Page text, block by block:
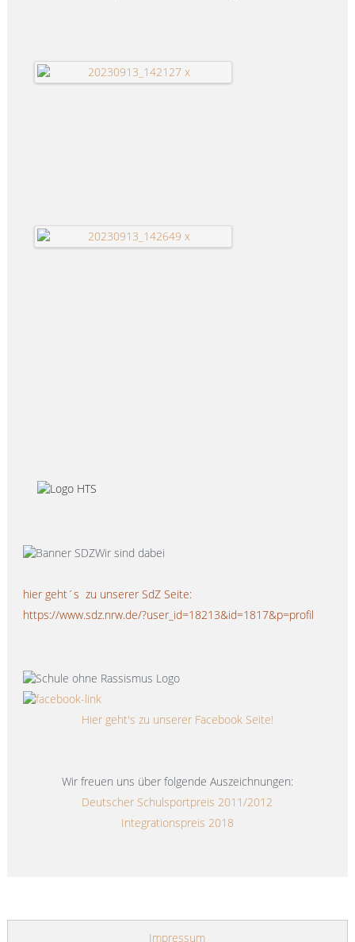
hier geht´s zu unserer SdZ Seite:
https://www.sdz.nrw.de/?user_id=18213&id=1817&p=profil
Hier geht's zu unserer Facebook Seite!
Wir freuen uns über folgende Auszeichnungen:
Deutscher Schulsportpreis 2011/2012
Integrationspreis 2018
Impressum